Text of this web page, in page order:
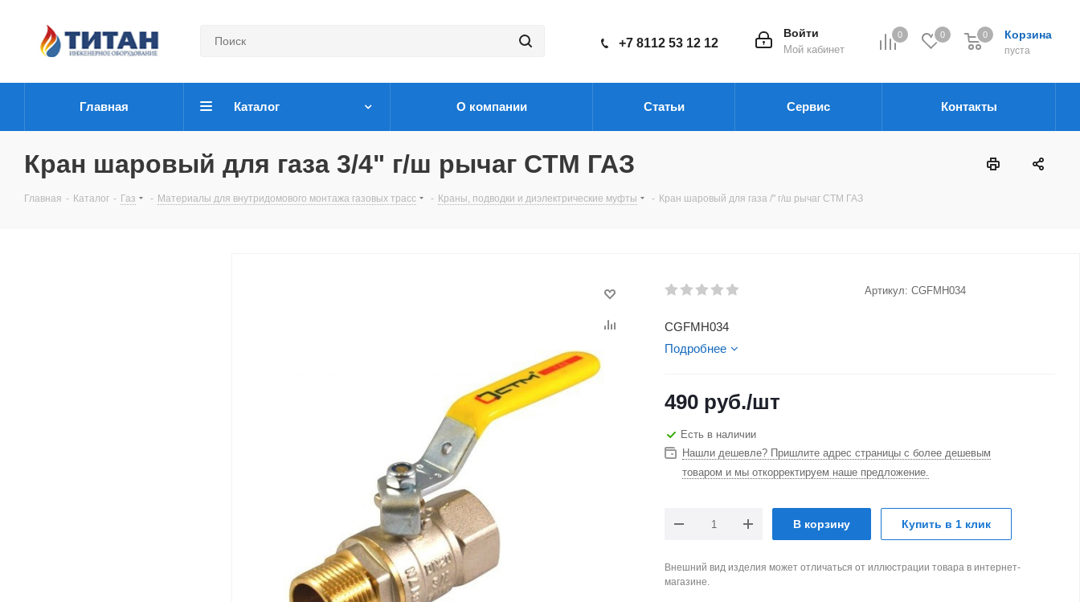
0 0 Корзина
пуста
0
Войти
Мой кабинет
+7 8112 53 12 12
Главная Каталог О компании Статьи Сервис Контакты
Кран шаровый для газа 3/4" г/ш рычаг CTM ГАЗ
Главная - Каталог - Газ - Материалы для внутридомового монтажа газовых трасс - Краны, подводки и диэлектрические муфты - Кран шаровый для газа /" г/ш рычаг CTM ГАЗ
Артикул: CGFMH034
CGFMH034
Подробнее
490 руб./шт
Есть в наличии
Нашли дешевле? Пришлите адрес страницы с более дешевым
товаром и мы откорректируем наше предложение.
В корзину Купить в 1 клик
Внешний вид изделия может отличаться от иллюстрации товара в интернет-
магазине.